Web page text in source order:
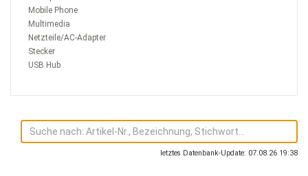
Mobile Phone
Multimedia
Netzteile/AC-Adapter
Stecker
USB Hub
letztes Datenbank-Update: 07.08.26 19:38